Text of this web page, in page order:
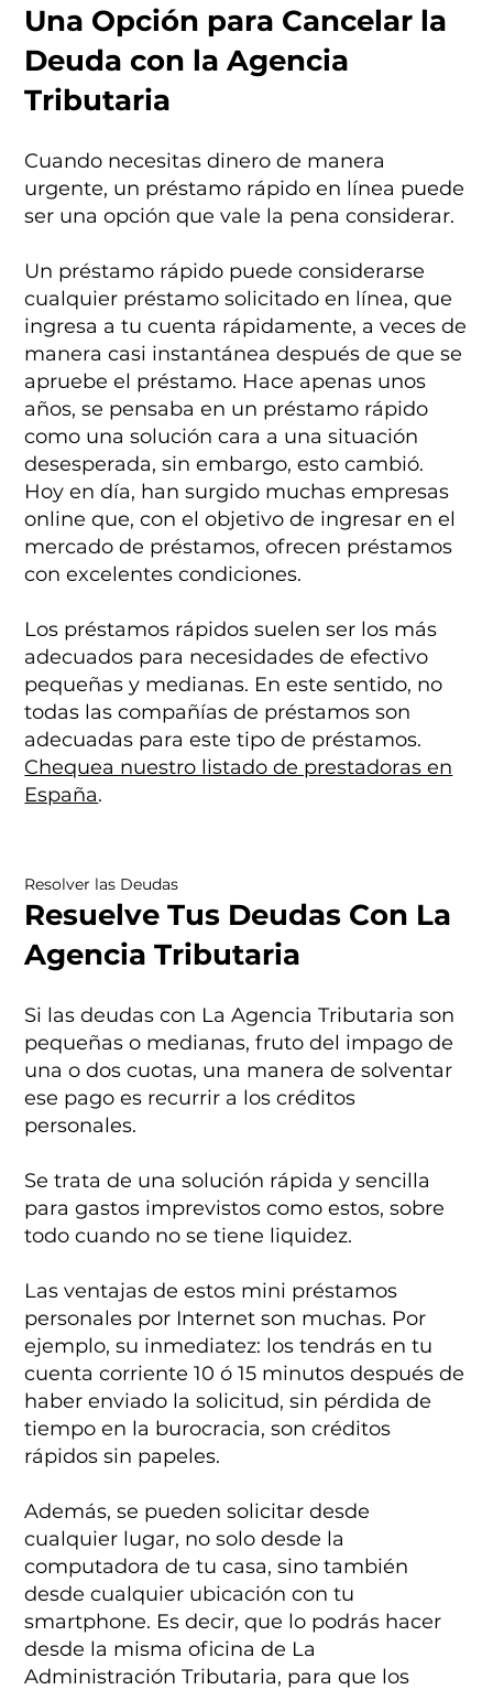
Resolver las Deudas
Resuelve Tus Deudas Con La
Agencia Tributaria
Si las deudas con La Agencia Tributaria son
pequeñas o medianas, fruto del impago de
una o dos cuotas, una manera de solventar
ese pago es recurrir a los créditos
personales.
Se trata de una solución rápida y sencilla
para gastos imprevistos como estos, sobre
todo cuando no se tiene liquidez.
Las ventajas de estos mini préstamos
personales por Internet son muchas. Por
ejemplo, su inmediatez: los tendrás en tu
cuenta corriente 10 ó 15 minutos después de
haber enviado la solicitud, sin pérdida de
tiempo en la burocracia, son créditos
rápidos sin papeles.
Además, se pueden solicitar desde
cualquier lugar, no solo desde la
computadora de tu casa, sino también
desde cualquier ubicación con tu
smartphone. Es decir, que lo podrás hacer
desde la misma oficina de La
Administración Tributaria, para que los
Una Opción para Cancelar la
Deuda con la Agencia
Tributaria
Cuando necesitas dinero de manera
urgente, un préstamo rápido en línea puede
ser una opción que vale la pena considerar.
Un préstamo rápido puede considerarse
cualquier préstamo solicitado en línea, que
ingresa a tu cuenta rápidamente, a veces de
manera casi instantánea después de que se
apruebe el préstamo. Hace apenas unos
años, se pensaba en un préstamo rápido
como una solución cara a una situación
desesperada, sin embargo, esto cambió.
Hoy en día, han surgido muchas empresas
online que, con el objetivo de ingresar en el
mercado de préstamos, ofrecen préstamos
con excelentes condiciones.
Los préstamos rápidos suelen ser los más
adecuados para necesidades de efectivo
pequeñas y medianas. En este sentido, no
todas las compañías de préstamos son
adecuadas para este tipo de préstamos.
Chequea nuestro listado de prestadoras en
España.